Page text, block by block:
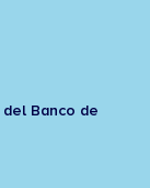
Banco de